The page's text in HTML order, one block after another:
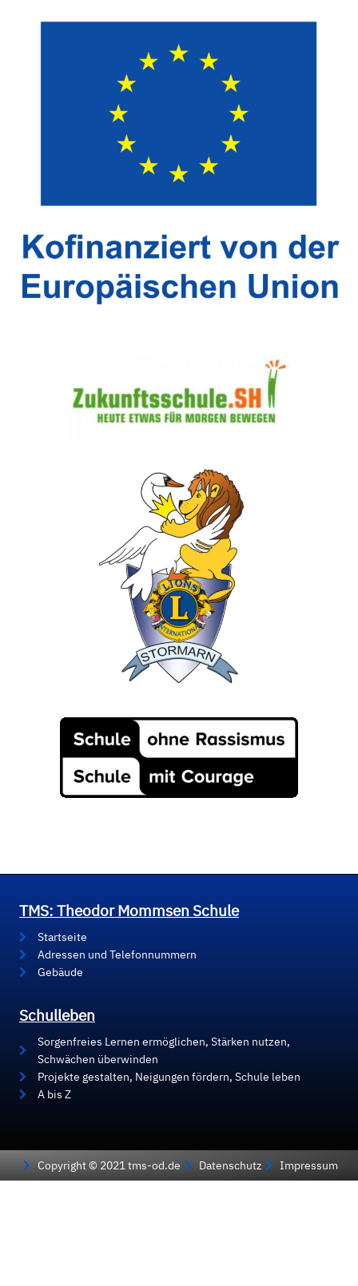
TMS: Theodor Mommsen Schule
Startseite
Adressen und Telefonnummern
Gebäude
Schulleben
Sorgenfreies Lernen ermöglichen, Stärken nutzen,
Schwächen überwinden
Projekte gestalten, Neigungen fördern, Schule leben
A bis Z
Copyright © 2021 tms-od.de Datenschutz Impressum